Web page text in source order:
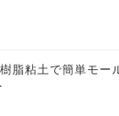
脂粘土で簡単モー